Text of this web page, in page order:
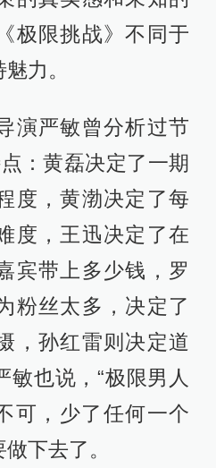
极限挑战》不同于
力。
演严敏曾分析过节
：黄磊决定了一期
度，黄渤决定了每
度，王迅决定了在
宾带上多少钱，罗
粉丝太多，决定了
，孙红雷则决定道
敏也说，“极限男人
可，少了任何一个
下去了。